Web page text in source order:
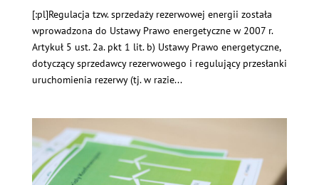
[:pl]Regulacja tzw. sprzedaży rezerwowej energii została
wprowadzona do Ustawy Prawo energetyczne w 2007 r.
Artykuł 5 ust. 2a. pkt 1 lit. b) Ustawy Prawo energetyczne,
dotyczący sprzedawcy rezerwowego i regulujący przesłanki
uruchomienia rezerwy (tj. w razie...